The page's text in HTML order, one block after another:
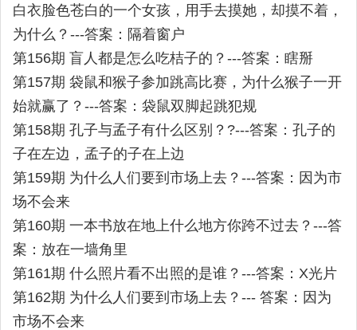
白衣脸色苍白的一个女孩，用手去摸她，却摸不着，
为什么？---答案：隔着窗户
第156期 盲人都是怎么吃桔子的？---答案：瞎掰
第157期 袋鼠和猴子参加跳高比赛，为什么猴子一开
始就赢了？---答案：袋鼠双脚起跳犯规
第158期 孔子与孟子有什么区别？?---答案：孔子的
子在左边，孟子的子在上边
第159期 为什么人们要到市场上去？---答案：因为市
场不会来
第160期 一本书放在地上什么地方你跨不过去？---答
案：放在一墙角里
第161期 什么照片看不出照的是谁？---答案：X光片
第162期 为什么人们要到市场上去？--- 答案：因为
市场不会来